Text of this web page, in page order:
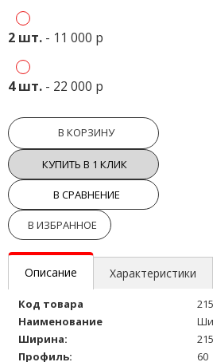
2 шт. - 11 000 р
4 шт. - 22 000 р
В КОРЗИНУ
КУПИТЬ В 1 КЛИК
В СРАВНЕНИЕ
В ИЗБРАННОЕ
Описание Характеристики
Код товара
Наименование
Ширина:
215
Профиль:
60